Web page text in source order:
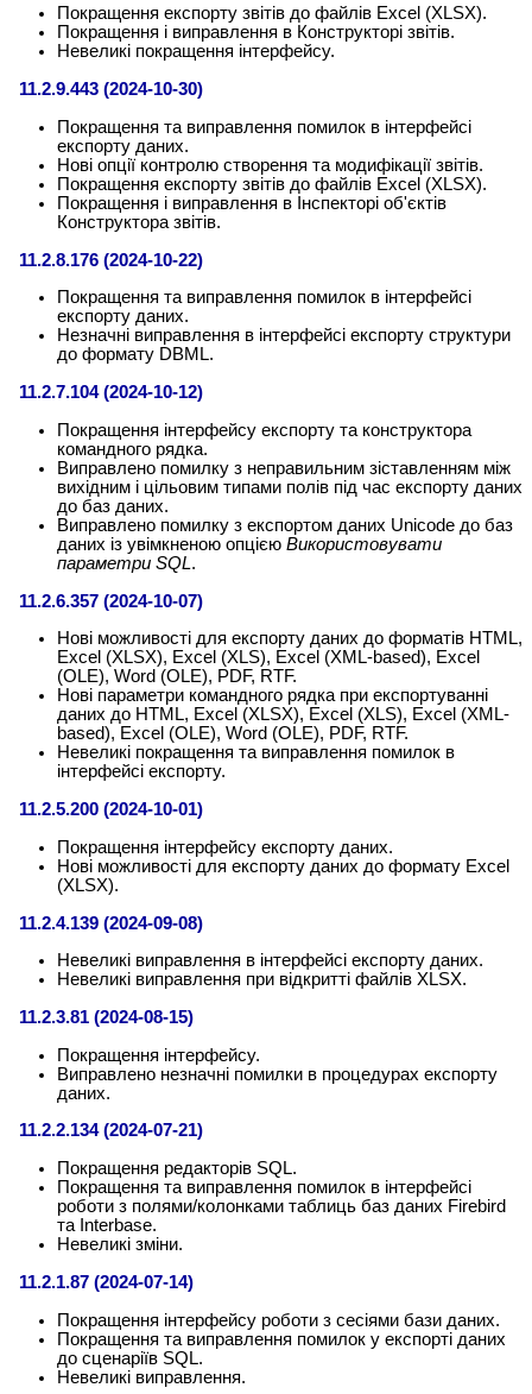
Покращення експорту звітів до файлів Excel (XLSX).
Покращення і виправлення в Конструкторі звітів.
Невеликі покращення інтерфейсу.
11.2.9.443 (2024-10-30)
Покращення та виправлення помилок в інтерфейсі
експорту даних.
Нові опції контролю створення та модифікації звітів.
Покращення експорту звітів до файлів Excel (XLSX).
Покращення і виправлення в Інспекторі об'єктів
Конструктора звітів.
11.2.8.176 (2024-10-22)
Покращення та виправлення помилок в інтерфейсі
експорту даних.
Незначні виправлення в інтерфейсі експорту структури
до формату DBML.
11.2.7.104 (2024-10-12)
Покращення інтерфейсу експорту та конструктора
командного рядка.
Виправлено помилку з неправильним зіставленням між
вихідним і цільовим типами полів під час експорту даних
до баз даних.
Виправлено помилку з експортом даних Unicode до баз
даних із увімкненою опцією Використовувати
параметри SQL.
11.2.6.357 (2024-10-07)
Нові можливості для експорту даних до форматів HTML,
Excel (XLSX), Excel (XLS), Excel (XML-based), Excel
(OLE), Word (OLE), PDF, RTF.
Нові параметри командного рядка при експортуванні
даних до HTML, Excel (XLSX), Excel (XLS), Excel (XML-
based), Excel (OLE), Word (OLE), PDF, RTF.
Невеликі покращення та виправлення помилок в
інтерфейсі експорту.
11.2.5.200 (2024-10-01)
Покращення інтерфейсу експорту даних.
Нові можливості для експорту даних до формату Excel
(XLSX).
11.2.4.139 (2024-09-08)
Невеликі виправлення в інтерфейсі експорту даних.
Невеликі виправлення при відкритті файлів XLSX.
11.2.3.81 (2024-08-15)
Покращення інтерфейсу.
Виправлено незначні помилки в процедурах експорту
даних.
11.2.2.134 (2024-07-21)
Покращення редакторів SQL.
Покращення та виправлення помилок в інтерфейсі
роботи з полями/колонками таблиць баз даних Firebird
та Interbase.
Невеликі зміни.
11.2.1.87 (2024-07-14)
Покращення інтерфейсу роботи з сесіями бази даних.
Покращення та виправлення помилок у експорті даних
до сценаріїв SQL.
Невеликі виправлення.